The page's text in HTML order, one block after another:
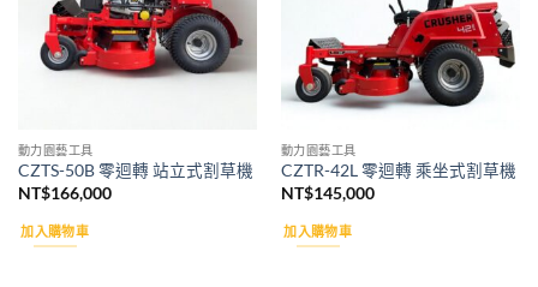
動力園藝工具
CZTS-50B 零迴轉 站立式割草機
NT$166,000
加入購物車
動力園藝工具
CZTR-42L 零迴轉 乘坐式割草機
NT$145,000
加入購物車